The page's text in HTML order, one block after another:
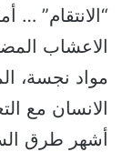
“الانتقام” …
الاعشاب
مواد نجسة،
الانسان مع
أشهر طرق